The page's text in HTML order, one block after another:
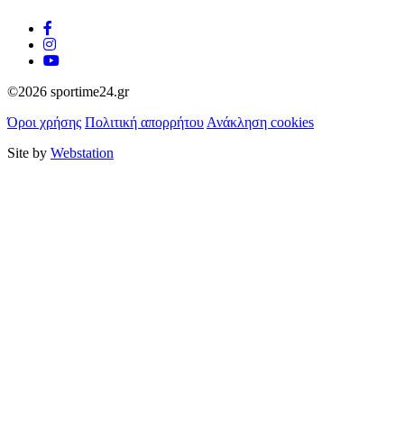
©2026 sportime24.gr
Όροι χρήσης Πολιτική απορρήτου Ανάκληση cookies
Site by Webstation